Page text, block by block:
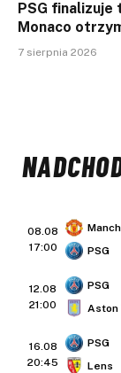
PSG
Monaco
7 sierpnia 2026
08.08
17:00
PSG
12.08
21:00
PSG
Aston
16.08
20:45
PSG
Lens